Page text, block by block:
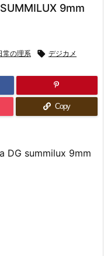
9mm
常の理系  デジカメ
Copy
DG summilux 9mm